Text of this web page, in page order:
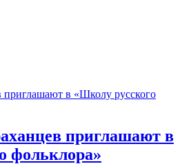
приглашают в
фольклора»